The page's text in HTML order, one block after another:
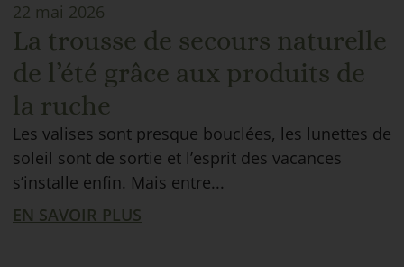
22 mai 2026
La trousse de secours naturelle
de l’été grâce aux produits de
la ruche
Les valises sont presque bouclées, les lunettes de
soleil sont de sortie et l’esprit des vacances
s’installe enfin. Mais entre...
EN SAVOIR PLUS